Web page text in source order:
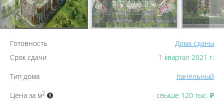
Готовность
Дома сданы
Срок сдачи
1 квартал 2021 г.
Тип дома
панельный
Цена за м2 свыше 120 тыс. ₽